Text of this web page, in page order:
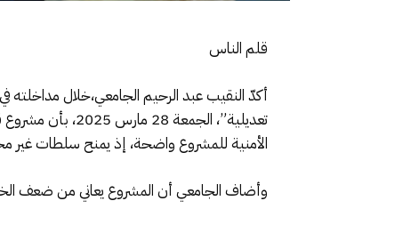
قلم الناس
أكدّ النقيب عبد الرحيم الجامعي،خلال مداخلته
تعديلية”،
الأمنية للمشروع واضحة، إذ يمنح سلطات غير
وأضاف الجامعي أن المشروع يعاني من ضعف